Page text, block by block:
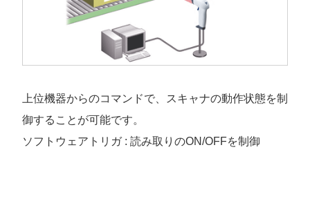
上位機器からのコマンドで、スキャナの動作状態を制
御することが可能です。
ソフトウェアトリガ : 読み取りのON/OFFを制御